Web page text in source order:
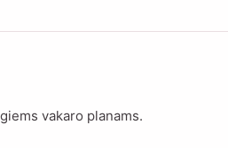
vakaro planams.